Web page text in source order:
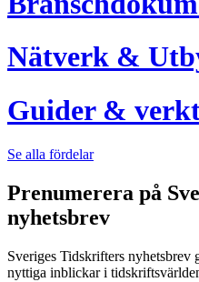
Nätverk &
Guider &
Se alla fördelar
Prenumerera på
nyhetsbrev
Sveriges Tidskrifters nyhetsbrev
nyttiga inblickar i